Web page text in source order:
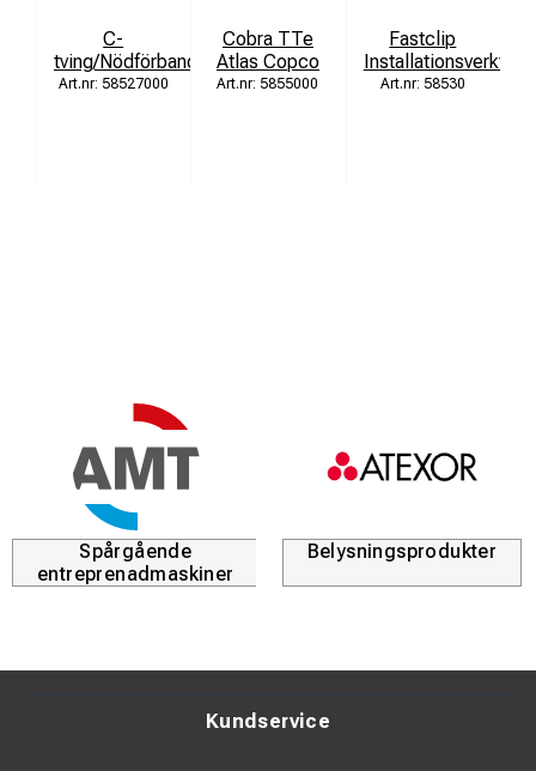
C-
tving/Nödförband
58527000
Cobra TTe
Atlas Copco
5855000
Fastclip
Installationsverktyg
58530
Spårgående
entreprenadmaskiner
Belysningsprodukter
Kundservice